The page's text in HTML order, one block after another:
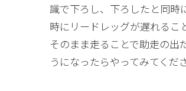
識で下ろし、下ろしたと同時
時にリードレッグが遅れるこ
そのまま走ることで助走の出
うになったらやってみてくだ